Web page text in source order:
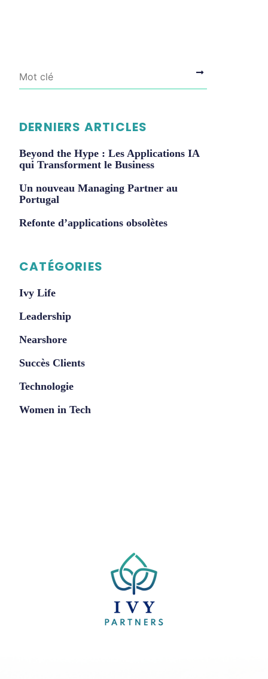
DERNIERS ARTICLES
Beyond the Hype : Les Applications IA
qui Transforment le Business
Un nouveau Managing Partner au
Portugal
Refonte d’applications obsolètes
CATÉGORIES
Ivy Life
Leadership
Nearshore
Succès Clients
Technologie
Women in Tech